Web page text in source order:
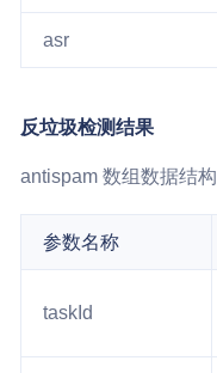
asr
反垃圾检测结果
antispam 数组数据结构
参数名称
taskId